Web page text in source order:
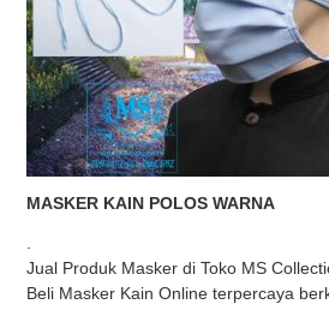
MASKER KAIN POLOS WARNA
Jual Produk Masker di Toko MS
Beli Masker Kain Online terpercaya